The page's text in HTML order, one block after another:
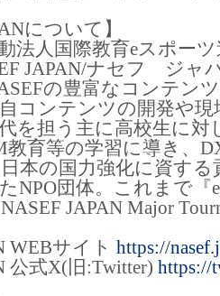
について】
法人国際教育eスポー
JAPAN/ナセフ ジ
の豊富なコンテン
コンテンツの開発や
を担う主に高校生に対
教育等の学習に導き、
本の国力強化に資する
NPO団体。これまで
JAPAN Major
WEBサイト https://
公式X(旧:Twitter) https://